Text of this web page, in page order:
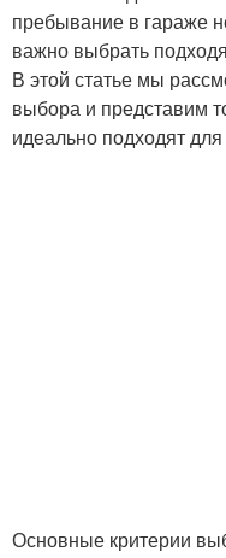
пребывание в гараже
важно выбрать
В этой статье мы
выбора и представим
идеально подходят
Основные критерии